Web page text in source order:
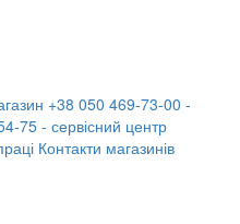
+38 050 469-73-00 -
75 - сервісний центр
Контакти магазинів